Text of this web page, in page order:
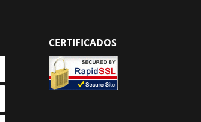
CERTIFICADOS